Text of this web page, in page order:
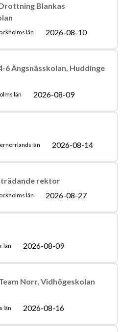
Blankas
län 2026-08-10
Ängsnässkolan, Huddinge
län 2026-08-09
län 2026-08-14
rektor
län 2026-08-27
län 2026-08-09
Norr, Vidhögeskolan
län 2026-08-16